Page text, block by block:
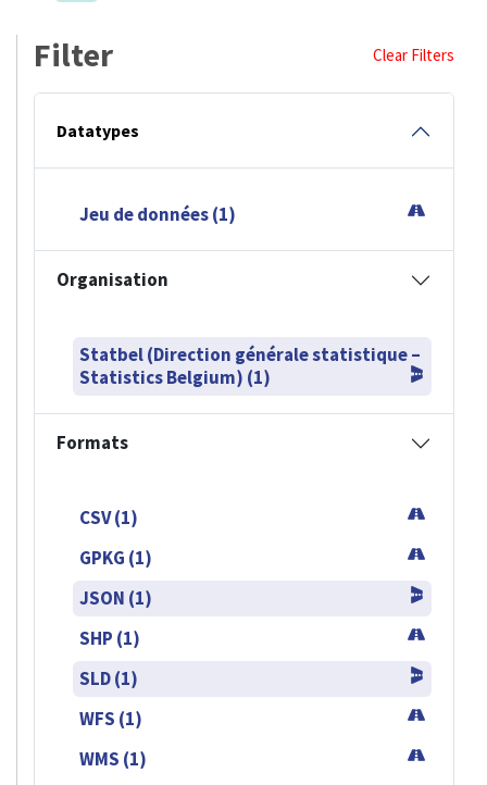
Filter Clear Filters
Datatypes
Jeu de données (1)
Organisation
Statbel (Direction générale statistique –
Statistics Belgium) (1)
Formats
CSV (1)
GPKG (1)
JSON (1)
SHP (1)
SLD (1)
WFS (1)
WMS (1)